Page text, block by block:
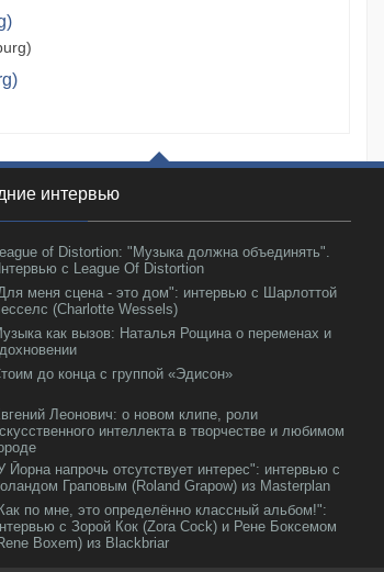
интервью
of Distortion: "Музыка должна объединять".
с League Of Distortion
меня сцена - это дом": интервью с Шарлоттой
(Charlotte Wessels)
как вызов: Наталья Рощина о переменах и
до конца с группой «Эдисон»
Леонович: о новом клипе, роли
интеллекта в творчестве и любимом
Йорна напрочь отсутствует интерес": интервью с
Граповым (Roland Grapow) из Masterplan
по мне, это определённо классный альбом!":
с Зорой Кок (Zora Cock) и Рене Боксемом
Boxem) из Blackbriar